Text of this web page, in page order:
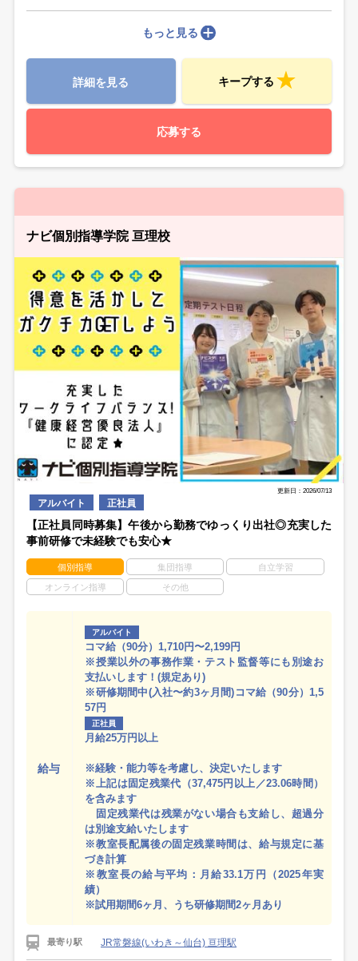
もっと見る
詳細を見る キープする
応募する
ナビ個別指導学院 亘理校
更新日：2026/07/13
アルバイト 正社員
【正社員同時募集】午後から勤務でゆっくり出社◎充実した
事前研修で未経験でも安心★
個別指導 集団指導 自立学習
オンライン指導 その他
給与
アルバイト
コマ給（90分）1,710円〜2,199円
※授業以外の事務作業・テスト監督等にも別途お
支払いします！(規定あり)
※研修期間中(入社〜約3ヶ月間)コマ給（90分）1,5
57円
正社員
月給25万円以上
※経験・能力等を考慮し、決定いたします
※上記は固定残業代（37,475円以上／23.06時間）
を含みます
固定残業代は残業がない場合も支給し、超過分
は別途支給いたします
※教室長配属後の固定残業時間は、給与規定に基
づき計算
※教室長の給与平均：月給33.1万円（2025年実
績）
※試用期間6ヶ月、うち研修期間2ヶ月あり
最寄り駅 JR常磐線(いわき～仙台) 亘理駅